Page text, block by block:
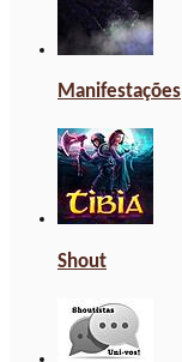
Manifestações
Shout